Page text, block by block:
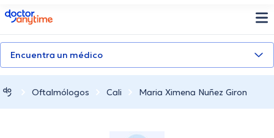
doctoranytime
Encuentra un médico
Oftalmólogos Cali Maria Ximena Nuñez Giron